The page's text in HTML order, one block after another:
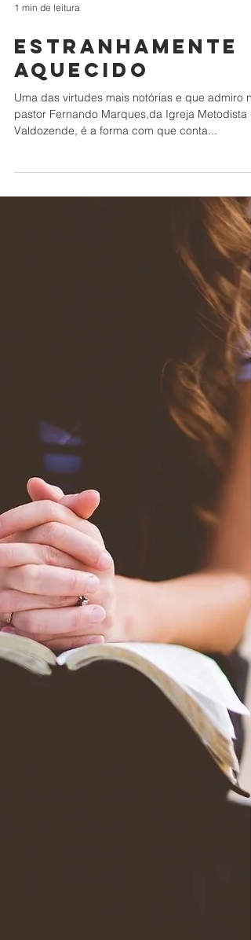
1 min de leitura
estranhamente
aquecido
Uma das virtudes mais notórias e que admiro no
pastor Fernando Marques,da Igreja Metodista
Valdozende, é a forma com que conta...